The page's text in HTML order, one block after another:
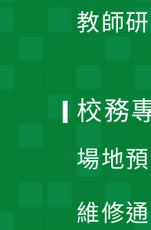
教師
校務
場地
維修